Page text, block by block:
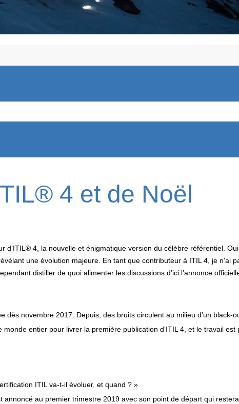
4 et de Noël
4, la nouvelle et énigmatique version du célèbre référentiel.
une évolution majeure. En tant que contributeur à ITIL 4, je n'ai
distiller de quoi alimenter les discussions d’ici l’annonce
dès novembre 2017. Depuis, des bruits circulent au milieu d’un black-
entier pour livrer la première publication d’ITIL 4, et le travail
ITIL va-t-il évoluer, et quand ? »
au premier trimestre 2019 avec son point de départ qui